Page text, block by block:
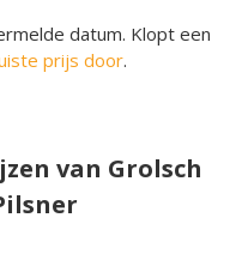
datum. Klopt een
prijs door.
van Grolsch